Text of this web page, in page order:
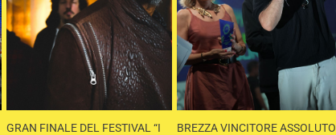
GRAN FINALE DEL FESTIVAL “I
BREZZA VINCITORE ASSOLUTO